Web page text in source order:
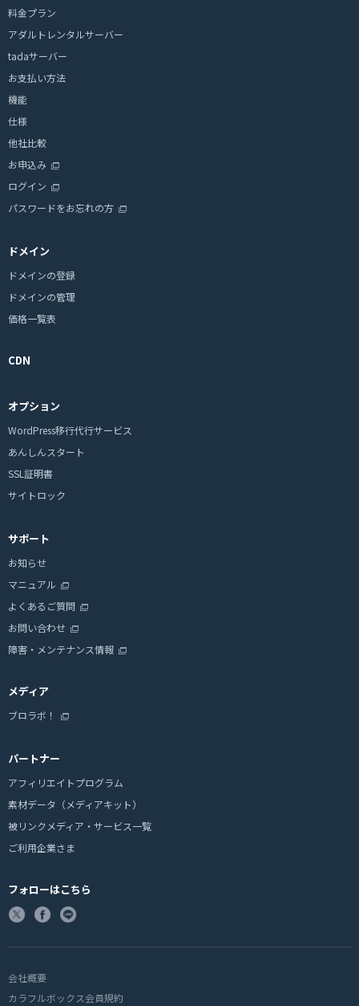
料金プラン
アダルトレンタルサーバー
tadaサーバー
お支払い方法
機能
仕様
他社比較
お申込み
ログイン
パスワードをお忘れの方
ドメイン
ドメインの登録
ドメインの管理
価格一覧表
CDN
オプション
WordPress移行代行サービス
あんしんスタート
SSL証明書
サイトロック
サポート
お知らせ
マニュアル
よくあるご質問
お問い合わせ
障害・メンテナンス情報
メディア
ブロラボ！
パートナー
アフィリエイトプログラム
素材データ（メディアキット）
被リンクメディア・サービス一覧
ご利用企業さま
フォローはこちら
会社概要
カラフルボックス会員規約